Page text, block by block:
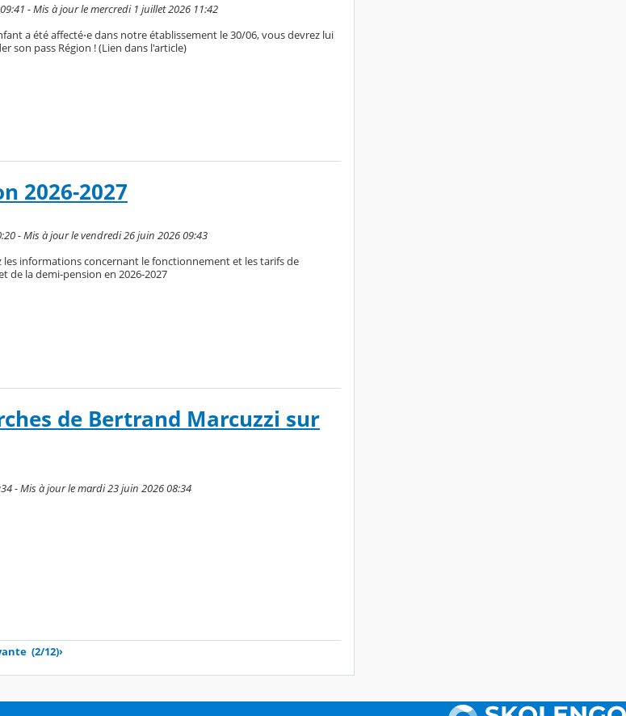
- Mis à jour le mercredi 1 juillet 2026 11:42
a été affecté⋅e dans notre établissement le 30/06, vous devrez lui
son pass Région ! (Lien dans l'article)
2026-2027
- Mis à jour le vendredi 26 juin 2026 09:43
les informations concernant le fonctionnement et les tarifs de
de la demi-pension en 2026-2027
de Bertrand Marcuzzi sur
- Mis à jour le mardi 23 juin 2026 08:34
(2/12)›